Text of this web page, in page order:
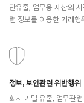
단유출, 업무용 재산의
련 정보를 이용한 거래
정보, 보안관련 위반행위
회사 기밀 유출, 업무관